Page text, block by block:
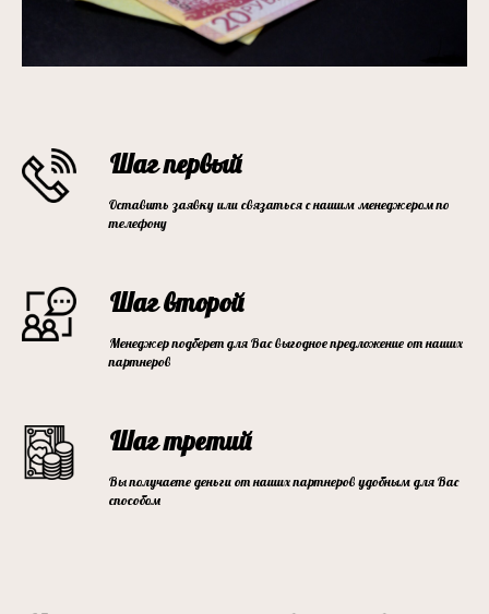
Шаг первый
Оставить заявку или связаться с нашим менеджером по
телефону
Шаг второй
Менеджер подберет для Вас выгодное предложение от наших
партнеров
Шаг третий
Вы получаете деньги от наших партнеров удобным для Вас
способом